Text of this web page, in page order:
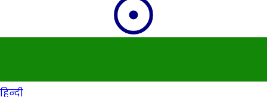
हिन्दी